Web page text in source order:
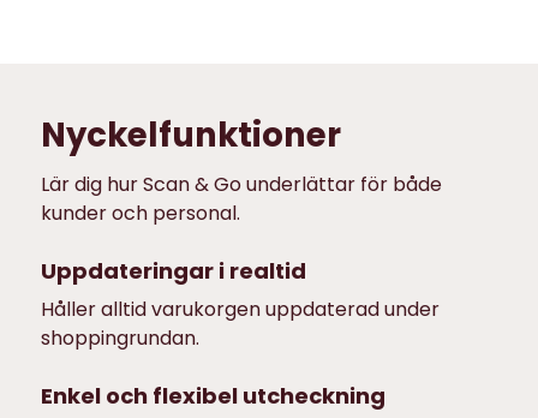
Nyckelfunktioner
Lär dig hur Scan & Go underlättar för både
kunder och personal.
Uppdateringar i realtid
Håller alltid varukorgen uppdaterad under
shoppingrundan.
Enkel och flexibel utcheckning